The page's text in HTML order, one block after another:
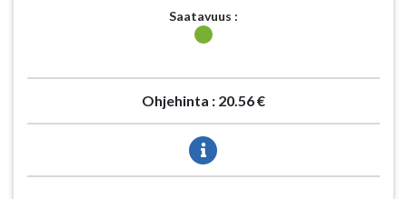
Saatavuus :
Ohjehinta : 20.56 €